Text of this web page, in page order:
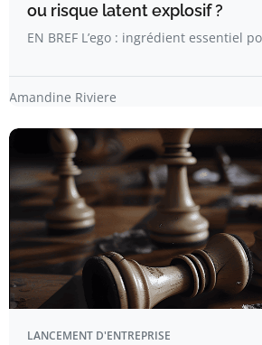
ou risque latent explosif ?
EN BREF L’ego : ingrédient essentiel
Amandine Riviere
LANCEMENT D'ENTREPRISE